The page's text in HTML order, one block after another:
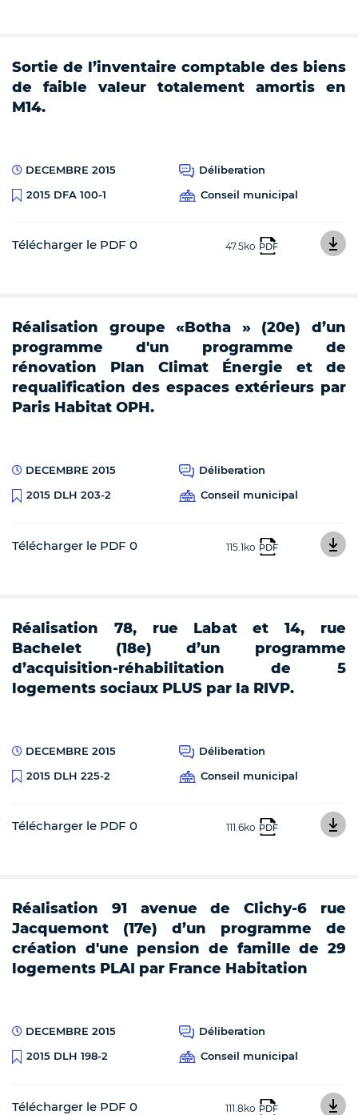
Sortie de l’inventaire comptable des biens
de faible valeur totalement amortis en
M14.
DECEMBRE 2015
Déliberation
2015 DFA 100-1
Conseil municipal
Télécharger le PDF 0 47.5ko PDF
Réalisation groupe «Botha » (20e) d’un
programme d'un programme de
rénovation Plan Climat Énergie et de
requalification des espaces extérieurs par
Paris Habitat OPH.
DECEMBRE 2015
Déliberation
2015 DLH 203-2
Conseil municipal
Télécharger le PDF 0 115.1ko PDF
Réalisation 78, rue Labat et 14, rue
Bachelet (18e) d’un programme
d’acquisition-réhabilitation de 5
logements sociaux PLUS par la RIVP.
DECEMBRE 2015
Déliberation
2015 DLH 225-2
Conseil municipal
Télécharger le PDF 0 111.6ko PDF
Réalisation 91 avenue de Clichy-6 rue
Jacquemont (17e) d’un programme de
création d'une pension de famille de 29
logements PLAI par France Habitation
DECEMBRE 2015
Déliberation
2015 DLH 198-2
Conseil municipal
Télécharger le PDF 0 111.8ko PDF